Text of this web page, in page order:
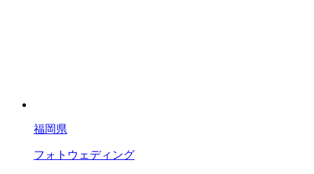
福岡県
フォトウェディング